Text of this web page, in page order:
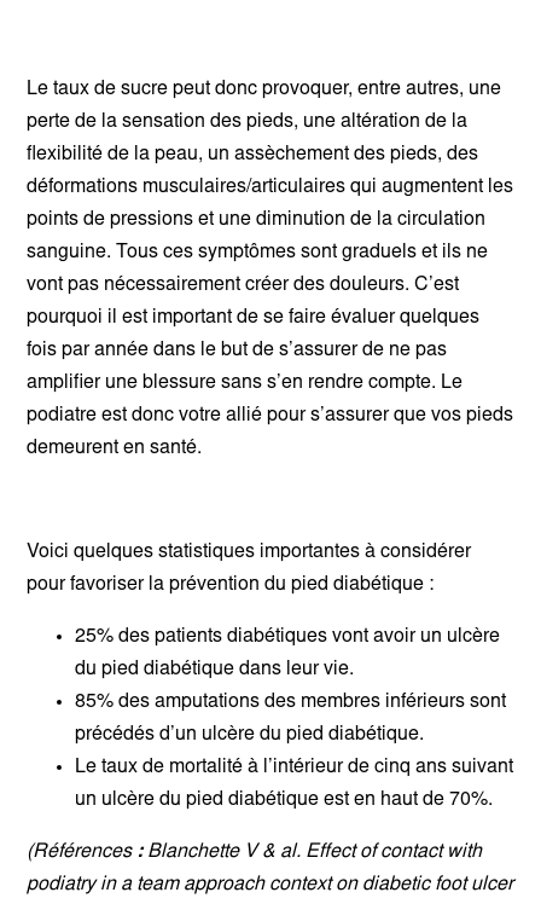
Le taux de sucre peut donc provoquer, entre autres, une
perte de la sensation des pieds, une altération de la
flexibilité de la peau, un assèchement des pieds, des
déformations musculaires/articulaires qui augmentent les
points de pressions et une diminution de la circulation
sanguine. Tous ces symptômes sont graduels et ils ne
vont pas nécessairement créer des douleurs. C’est
pourquoi il est important de se faire évaluer quelques
fois par année dans le but de s’assurer de ne pas
amplifier une blessure sans s’en rendre compte. Le
podiatre est donc votre allié pour s’assurer que vos pieds
demeurent en santé.
Voici quelques statistiques importantes à considérer
pour favoriser la prévention du pied diabétique :
25% des patients diabétiques vont avoir un ulcère
du pied diabétique dans leur vie.
85% des amputations des membres inférieurs sont
précédés d’un ulcère du pied diabétique.
Le taux de mortalité à l’intérieur de cinq ans suivant
un ulcère du pied diabétique est en haut de 70%.
(Références: Blanchette V & al. Effect of contact with
podiatry in a team approach context on diabetic foot ulcer